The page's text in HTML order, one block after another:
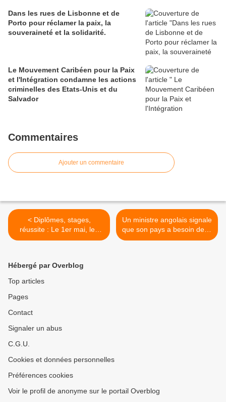
Dans les rues de Lisbonne et de
Porto pour réclamer la paix, la
souveraineté et la solidarité.
Le Mouvement Caribéen pour la Paix
et l'Intégration condamne les actions
criminelles des Etats-Unis et du
Salvador
Commentaires
Ajouter un commentaire
< Diplômes, stages,
réussite : Le 1er mai, les
étudiants manifestent pour
Un ministre angolais signale
que son pays a besoin de la
coopération de Cuba pour
Hébergé par Overblog
Top articles
Pages
Contact
Signaler un abus
C.G.U.
Cookies et données personnelles
Préférences cookies
Voir le profil de anonyme sur le portail Overblog